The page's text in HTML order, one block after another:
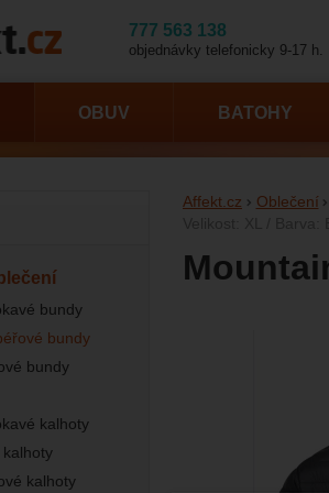
Affekt.cz Oblečení
OBUV BATOHY
bundy
bundy
bundy
kalhoty
kalhoty
kalhoty
777 563 138
objednávky telefonicky 9-17 h.